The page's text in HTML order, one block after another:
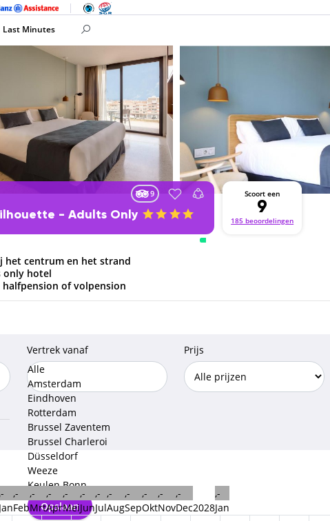
Last Minutes
9
- Adults Only
Scoort een
9
185 beoordelingen
het centrum en het strand
only hotel
of volpension
Vertrek vanaf
Alle
Amsterdam
Eindhoven
Rotterdam
Brussel Zaventem
Brussel Charleroi
Düsseldorf
Weeze
Keulen Bonn
Opslaan
Prijs
,-
Jan
,-
Feb
,-
Mrt
,-
Apr
,-
Mei
,-
Jun
,-
Jul
,-
Aug
,-
Sep
,-
Okt
,-
Nov
,-
Dec2028
,-
Jan